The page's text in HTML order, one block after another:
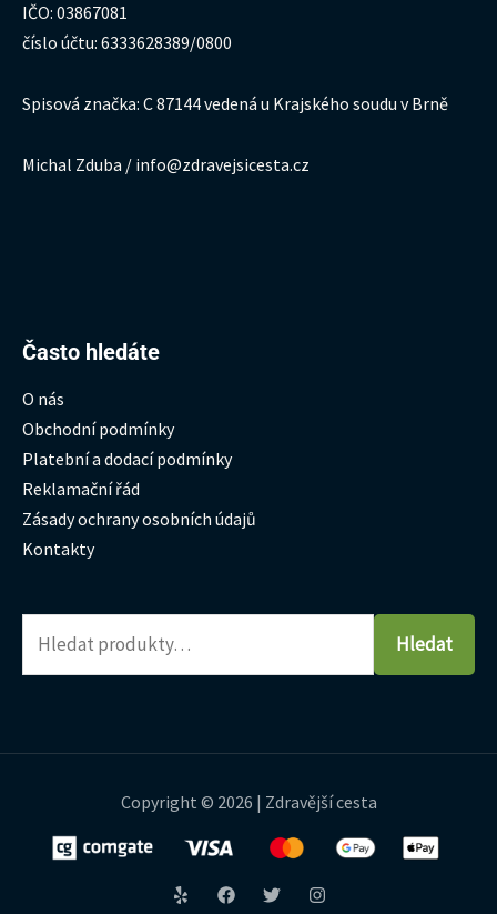
IČO: 03867081
číslo účtu: 6333628389/0800
Spisová značka: C 87144 vedená u Krajského soudu v Brně
Michal Zduba / info@zdravejsicesta.cz
Často hledáte
O nás
Obchodní podmínky
Platební a dodací podmínky
Reklamační řád
Zásady ochrany osobních údajů
Kontakty
Hledat:
Hledat
Copyright © 2026 | Zdravější cesta